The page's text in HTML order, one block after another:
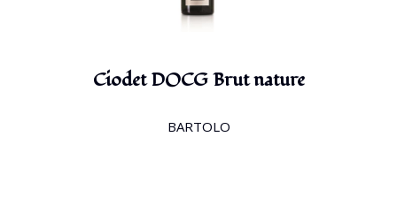
Ciodet DOCG Brut nature
BARTOLO